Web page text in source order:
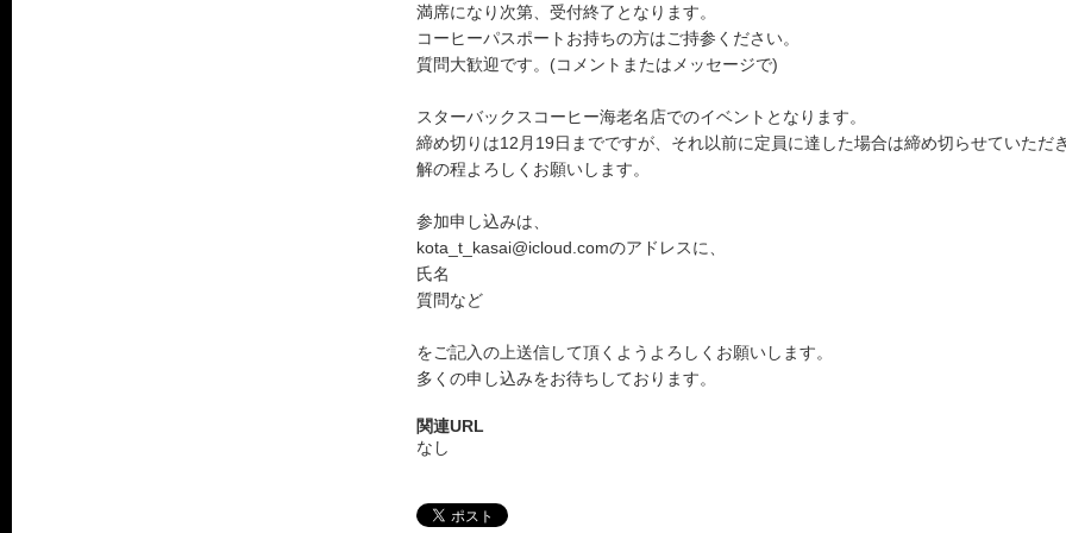
満席になり次第、受付終了となります。
コーヒーパスポートお持ちの方はご持参ください。
質問大歓迎です。(コメントまたはメッセージで)
スターバックスコーヒー海老名店でのイベントとなります。
締め切りは12月19日までですが、それ以前に定員に達した場合は締め切らせていただ
解の程よろしくお願いします。
参加申し込みは、
kota_t_kasai@icloud.comのアドレスに、
氏名
質問など
をご記入の上送信して頂くようよろしくお願いします。
多くの申し込みをお待ちしております。
関連URL
なし